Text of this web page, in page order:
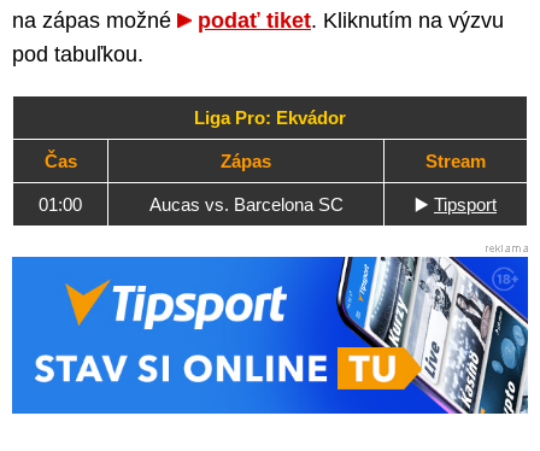
na zápas možné
podať tiket. Kliknutím na výzvu
pod tabuľkou.
Liga Pro: Ekvádor
Čas Zápas Stream
01:00 Aucas vs. Barcelona SC ▶️ Tipsport